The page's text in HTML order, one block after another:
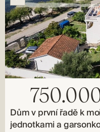
Dům v první řadě k
jednotkami a